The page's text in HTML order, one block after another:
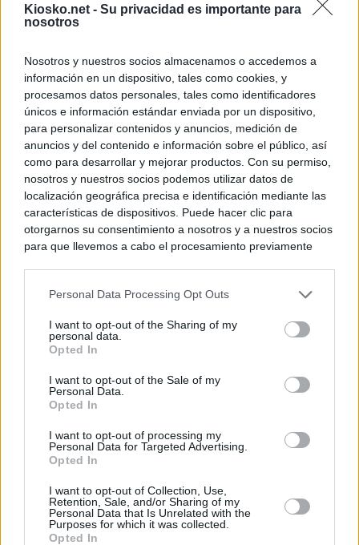
Kiosko.net - Su privacidad es importante para
nosotros
Nosotros y nuestros socios almacenamos o accedemos a
información en un dispositivo, tales como cookies, y
procesamos datos personales, tales como identificadores
únicos e información estándar enviada por un dispositivo,
para personalizar contenidos y anuncios, medición de
anuncios y del contenido e información sobre el público, así
como para desarrollar y mejorar productos. Con su permiso,
nosotros y nuestros socios podemos utilizar datos de
localización geográfica precisa e identificación mediante las
características de dispositivos. Puede hacer clic para
otorgarnos su consentimiento a nosotros y a nuestros socios
para que llevemos a cabo el procesamiento previamente
negar su consentimiento. Tenga en cuenta que algún
de su consentimiento, pero usted tiene el derecho de
rechazar tal procesamiento. Sus preferencias se aplicarán
cualquier momento entrando de nuevo en este sitio web o
visitando nuestra política de privacidad.
Personal Data Processing Opt Outs
I want to opt-out of the Sharing of my
personal data.
Opted In
I want to opt-out of the Sale of my
Personal Data.
Opted In
I want to opt-out of processing my
Personal Data for Targeted Advertising.
Opted In
I want to opt-out of Collection, Use,
Retention, Sale, and/or Sharing of my
Personal Data that Is Unrelated with the
Purposes for which it was collected.
Opted In